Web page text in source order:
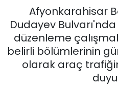
Afyonkarahisar
Dudayev
düzenleme
belirli bölümlerinin
olarak araç
EĞİTİM
MAGAZİN
SAĞLIK
Son Dakika
Haber Arşivi